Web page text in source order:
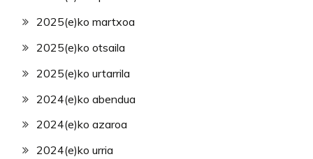
2025(e)ko martxoa
2025(e)ko otsaila
2025(e)ko urtarrila
2024(e)ko abendua
2024(e)ko azaroa
2024(e)ko urria